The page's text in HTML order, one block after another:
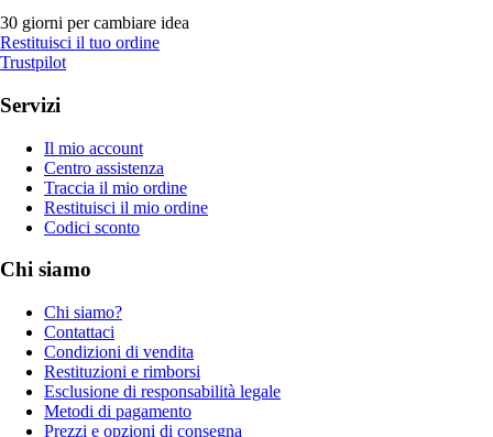
30 giorni per cambiare idea
Restituisci il tuo ordine
Trustpilot
Servizi
Il mio account
Centro assistenza
Traccia il mio ordine
Restituisci il mio ordine
Codici sconto
Chi siamo
Chi siamo?
Contattaci
Condizioni di vendita
Restituzioni e rimborsi
Esclusione di responsabilità legale
Metodi di pagamento
Prezzi e opzioni di consegna